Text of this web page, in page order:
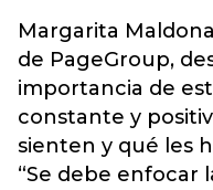
Margarita
de PageGroup,
importancia de
constante y
sienten y qué les
“Se debe enfocar